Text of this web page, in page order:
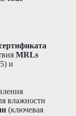
MRLs
и
влажности
(ключевая